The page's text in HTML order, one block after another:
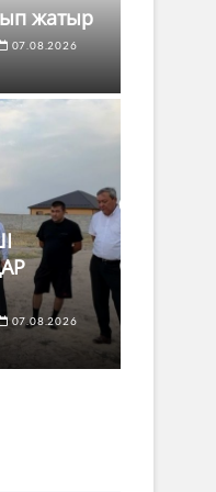
не
жатыр
07.08.2026
07.08.2026